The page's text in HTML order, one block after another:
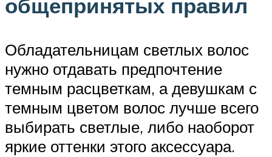
общепринятых правил
Обладательницам светлых волос
нужно отдавать предпочтение
темным расцветкам, а девушкам с
темным цветом волос лучше всего
выбирать светлые, либо наоборот
яркие оттенки этого аксессуара.